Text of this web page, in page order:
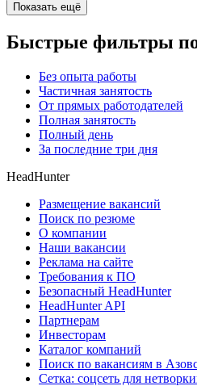
Показать ещё
Быстрые фильтры
Без опыта работы
Частичная занятость
От прямых работодателей
Полная занятость
Полный день
За последние три дня
HeadHunter
Размещение вакансий
Поиск по резюме
О компании
Наши вакансии
Реклама на сайте
Требования к ПО
Безопасный HeadHunter
HeadHunter API
Партнерам
Инвесторам
Каталог компаний
Поиск по вакансиям в
Сетка: соцсеть для